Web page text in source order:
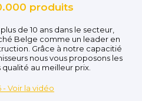
produits
de 10 ans dans le secteur,
Belge comme un leader en
Grâce à notre capacitié
nous vous proposons les
au meilleur prix.
- Voir la vidéo